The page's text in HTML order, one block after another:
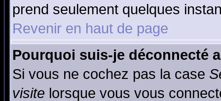
prend seulement quelques
Revenir en haut de page
Pourquoi suis-je déconnecté
Si vous ne cochez pas la case
visite lorsque vous vous